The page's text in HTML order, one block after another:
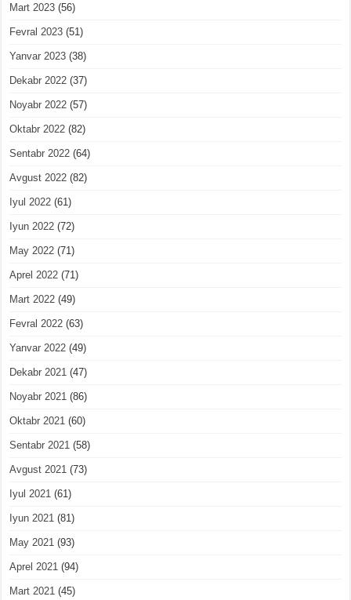
Mart 2023 (56)
Fevral 2023 (51)
Yanvar 2023 (38)
Dekabr 2022 (37)
Noyabr 2022 (57)
Oktabr 2022 (82)
Sentabr 2022 (64)
Avgust 2022 (82)
Iyul 2022 (61)
Iyun 2022 (72)
May 2022 (71)
Aprel 2022 (71)
Mart 2022 (49)
Fevral 2022 (63)
Yanvar 2022 (49)
Dekabr 2021 (47)
Noyabr 2021 (86)
Oktabr 2021 (60)
Sentabr 2021 (58)
Avgust 2021 (73)
Iyul 2021 (61)
Iyun 2021 (81)
May 2021 (93)
Aprel 2021 (94)
Mart 2021 (45)